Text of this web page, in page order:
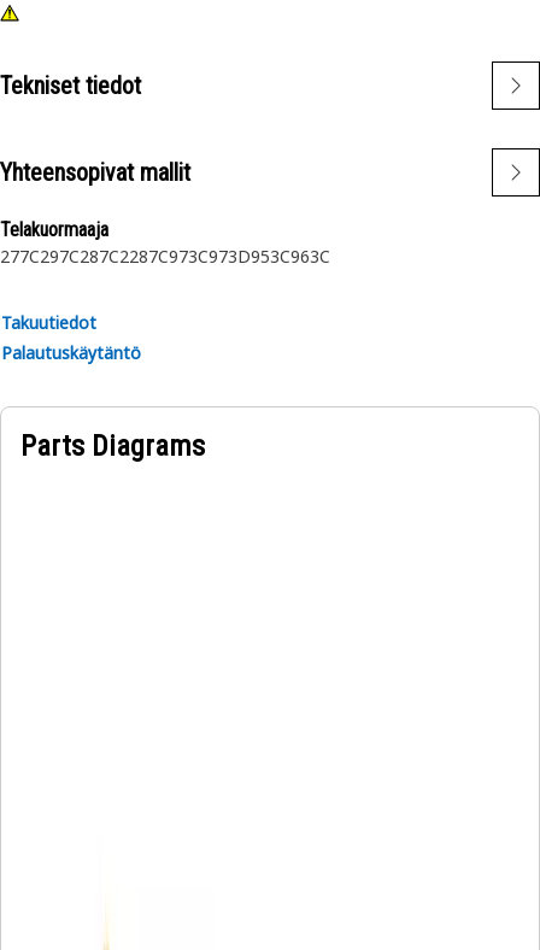
Tekniset tiedot
Yhteensopivat mallit
Telakuormaaja
277C297C287C2287C973C973D953C963C
Takuutiedot
Palautuskäytäntö
Parts Diagrams